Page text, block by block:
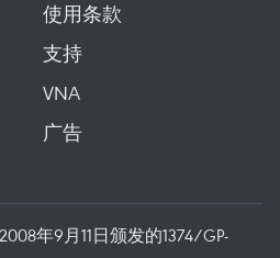
使用条款
支持
VNA
广告
年9月11日颁发的1374/GP-